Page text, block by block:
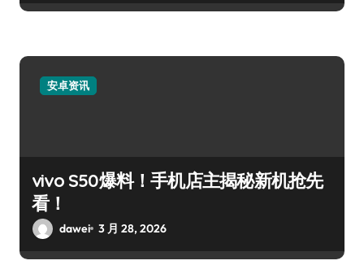
安卓资讯
vivo S50爆料！手机店主揭秘新机抢先
看！
dawei 3 月 28, 2026